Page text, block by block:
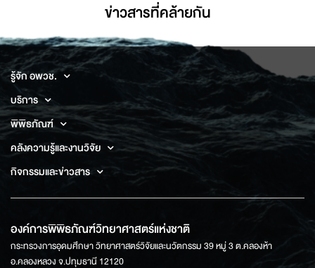
ข่าวสารที่่คล้ายกัน
รู้จัก อพวช.
บริการ
พิพิธภัณฑ์
คลังความรู้และงานวิจัย
กิจกรรมและข่าวสาร
องค์การพิพิธภัณฑ์วิทยาศาสตร์แห่งชาติ
กระทรวงการอุดมศึกษา วิทยาศาสตร์วิจัยและนวัตกรรม 39 หมู่ 3 ต.คลองห้า
อ.คลองหลวง จ.ปทุมธานี 12120